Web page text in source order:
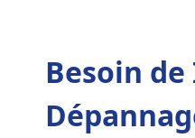
Besoin